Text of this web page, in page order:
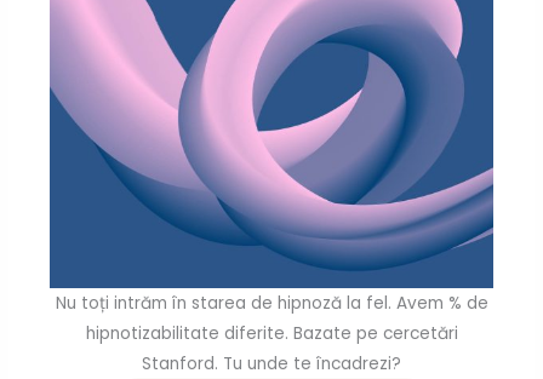
Nu toți intrăm în starea de hipnoză la fel. Avem % de
hipnotizabilitate diferite. Bazate pe cercetări
Stanford. Tu unde te încadrezi?